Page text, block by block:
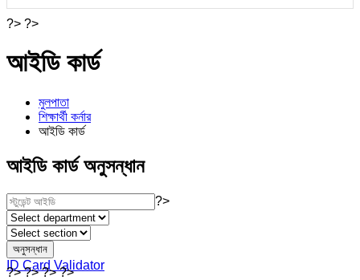
?> ?>
আইডি কার্ড
মুলপাতা
শিক্ষার্থী কর্নার
আইডি কার্ড
আইডি কার্ড অনুসন্ধান
?>
ID Card Validator
?> ?> ?> ?>